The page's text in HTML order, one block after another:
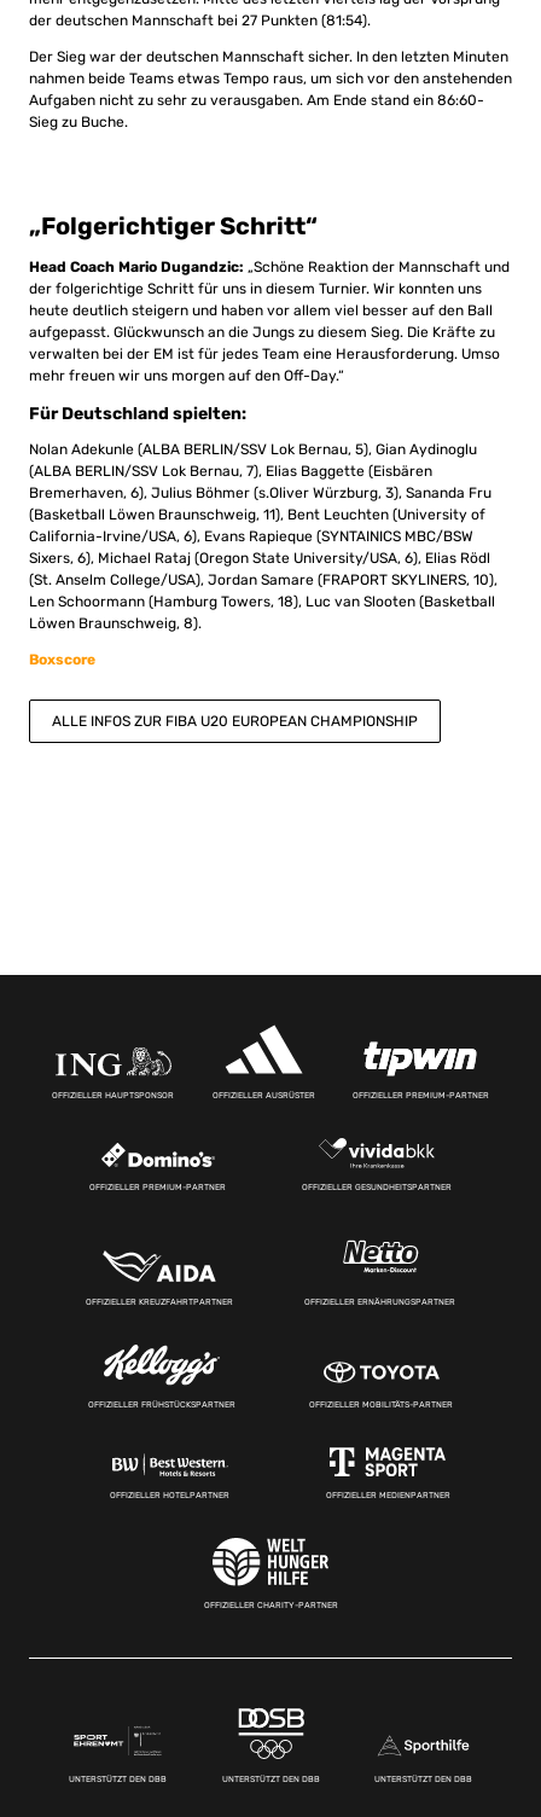
der deutschen Mannschaft bei 27 Punkten (81:54).
Der Sieg war der deutschen Mannschaft sicher. In den letzten Minuten
nahmen beide Teams etwas Tempo raus, um sich vor den anstehenden
Aufgaben nicht zu sehr zu verausgaben. Am Ende stand ein 86:60-
Sieg zu Buche.
„Folgerichtiger Schritt“
Head Coach Mario Dugandzic: „Schöne Reaktion der Mannschaft und
der folgerichtige Schritt für uns in diesem Turnier. Wir konnten uns
heute deutlich steigern und haben vor allem viel besser auf den Ball
aufgepasst. Glückwunsch an die Jungs zu diesem Sieg. Die Kräfte zu
verwalten bei der EM ist für jedes Team eine Herausforderung. Umso
mehr freuen wir uns morgen auf den Off-Day.“
Für Deutschland spielten:
Nolan Adekunle (ALBA BERLIN/SSV Lok Bernau, 5), Gian Aydinoglu
(ALBA BERLIN/SSV Lok Bernau, 7), Elias Baggette (Eisbären
Bremerhaven, 6), Julius Böhmer (s.Oliver Würzburg, 3), Sananda Fru
(Basketball Löwen Braunschweig, 11), Bent Leuchten (University of
California-Irvine/USA, 6), Evans Rapieque (SYNTAINICS MBC/BSW
Sixers, 6), Michael Rataj (Oregon State University/USA, 6), Elias Rödl
(St. Anselm College/USA), Jordan Samare (FRAPORT SKYLINERS, 10),
Len Schoormann (Hamburg Towers, 18), Luc van Slooten (Basketball
Löwen Braunschweig, 8).
Boxscore
ALLE INFOS ZUR FIBA U20 EUROPEAN CHAMPIONSHIP
OFFIZIELLER HAUPTSPONSOR OFFIZIELLER AUSRÜSTER OFFIZIELLER PREMIUM-PARTNER
OFFIZIELLER PREMIUM-PARTNER OFFIZIELLER GESUNDHEITSPARTNER
OFFIZIELLER KREUZFAHRTPARTNER OFFIZIELLER ERNÄHRUNGSPARTNER
OFFIZIELLER FRÜHSTÜCKSPARTNER OFFIZIELLER MOBILITÄTS-PARTNER
OFFIZIELLER HOTELPARTNER OFFIZIELLER MEDIENPARTNER
OFFIZIELLER CHARITY-PARTNER
UNTERSTÜTZT DEN DBB UNTERSTÜTZT DEN DBB UNTERSTÜTZT DEN DBB